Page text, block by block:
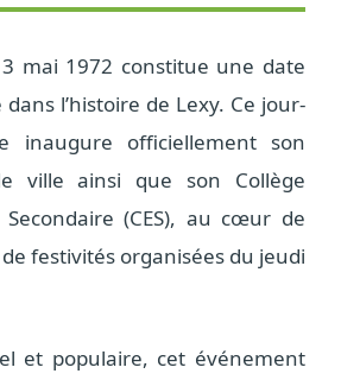
mai 1972 constitue une date
l’histoire de Lexy. Ce jour-
inaugure officiellement son
ville ainsi que son Collège
Secondaire (CES), au cœur de
festivités organisées du jeudi
et populaire, cet événement